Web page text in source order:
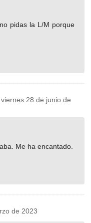
pidas la L/M porque
28 de junio de
Me ha encantado.
de 2023